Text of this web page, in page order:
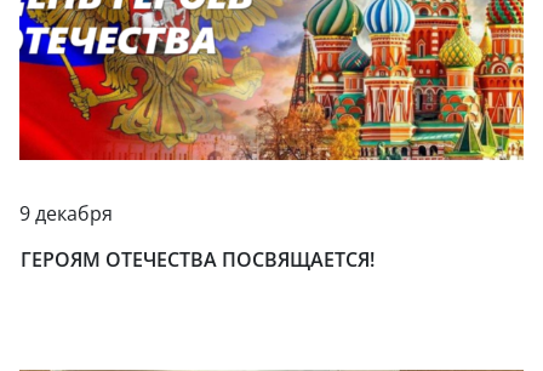
9 декабря
ГЕРОЯМ ОТЕЧЕСТВА ПОСВЯЩАЕТСЯ!